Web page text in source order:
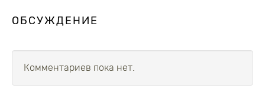
ОБСУЖДЕНИЕ
Комментариев пока нет.